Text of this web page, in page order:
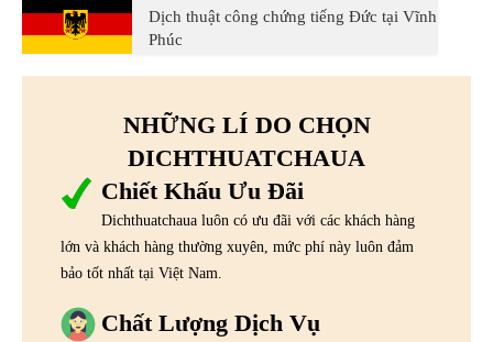
Dịch thuật công chứng tiếng Đức tại Vĩnh
Phúc
NHỮNG LÍ DO CHỌN
DICHTHUATCHAUA
Chiết Khấu Ưu Đãi
Dichthuatchaua luôn có ưu đãi với các khách hàng
lớn và khách hàng thường xuyên, mức phí này luôn đảm
bảo tốt nhất tại Việt Nam.
Chất Lượng Dịch Vụ